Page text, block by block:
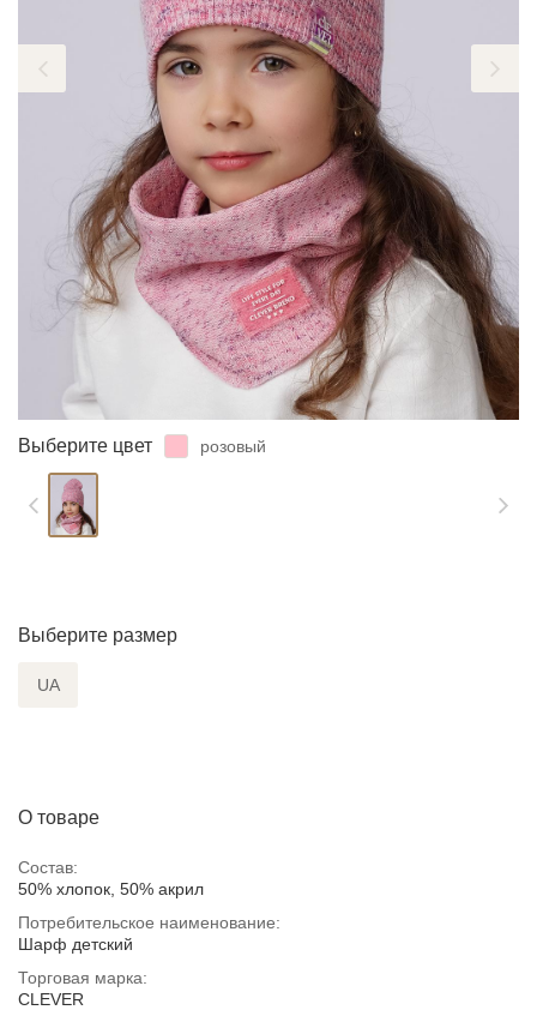
Выберите цвет розовый
Выберите размер
UA
О товаре
Состав:
50% хлопок, 50% акрил
Потребительское наименование:
Шарф детский
Торговая марка:
CLEVER